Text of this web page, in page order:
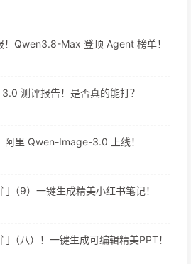
！Qwen3.8-Max 登顶 Agent 榜单！
测评报告！是否真的能打？
阿里 Qwen-Image-3.0 上线！
（9）一键生成精美小红书笔记！
（八）！一键生成可编辑精美PPT！